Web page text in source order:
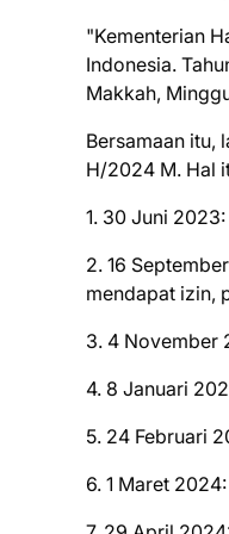
"Kementerian
Indonesia.
Makkah,
Bersamaan itu,
H/2024 M. Hal
1. 30 Juni
2. 16
mendapat izin,
3. 4 November
4. 8 Januari
5. 24 Februari
6. 1 Maret